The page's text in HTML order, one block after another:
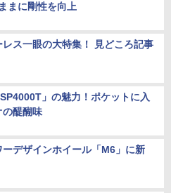
まに剛性を向上
レス一眼の大特集！ 見どころ記事
」の魅力！ポケットに入
の醍醐味
ーデザインホイール「M6」に新